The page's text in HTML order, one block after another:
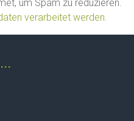
um Spam zu reduzieren.
verarbeitet werden.